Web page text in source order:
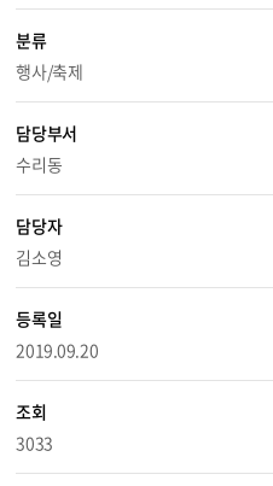
분류
행사/축제
담당부서
수리동
담당자
김소영
등록일
2019.09.20
조회
3033